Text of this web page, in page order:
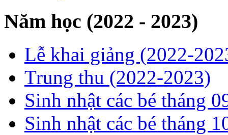
Năm học (2022 - 2023)
Lễ khai giảng (2022-
Trung thu (2022-2023)
Sinh nhật các bé tháng
Sinh nhật các bé tháng